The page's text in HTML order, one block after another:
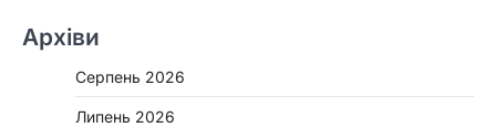
Архіви
Серпень 2026
Липень 2026